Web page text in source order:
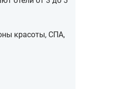
красоты, СПА,